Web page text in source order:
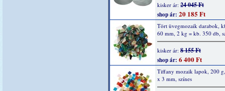
kisker ár: 24 045 Ft
shop ár: 20 185 Ft
Tört üvegmozaik darabok,
60 mm, 2 kg = kb. 350 db,
kisker ár: 8 155 Ft
shop ár: 6 400 Ft
Tiffany mozaik lapok, 200
x 3 mm, színes